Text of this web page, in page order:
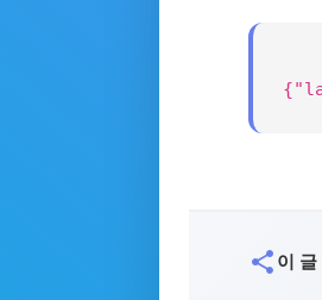
share 이 글